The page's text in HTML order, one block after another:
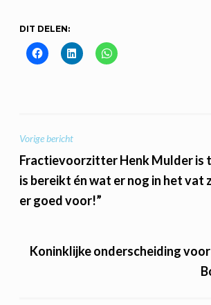
DIT DELEN:
BERICHT
NAVIGATIE
Vorige bericht
Fractievoorzitter Henk Mulder is
is bereikt én wat er nog in het vat
er goed voor!”
Koninklijke onderscheiding